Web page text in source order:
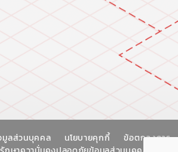
มูลส่วนบุคคล นโยบายคุกกี้
ข้อตกลงการ